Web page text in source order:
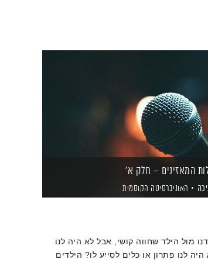
האוניברסיטה הקוסמית
מול הילד שחווה קושי, אבל לא היה לנו
לנו פתרון או כלים לסייע לו? הילדים